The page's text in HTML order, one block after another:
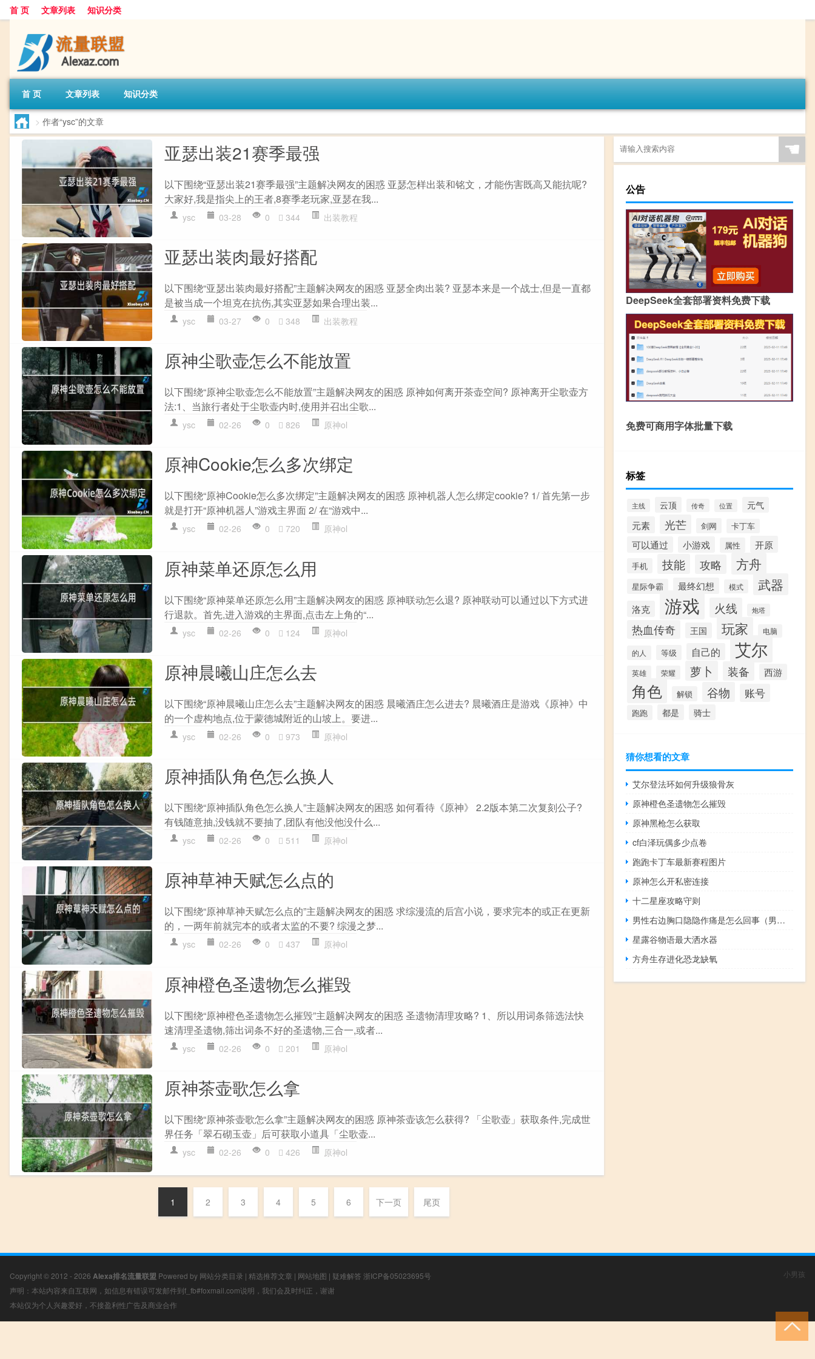
首 页 文章列表 知识分类
首 页 文章列表 知识分类
> 作者“ysc”的文章
亚瑟出装21赛季最强
以下围绕“亚瑟出装21赛季最强”主题解决网友的困惑 亚瑟怎样出装和铭文，才能伤害既高又能抗呢?
大家好,我是指尖上的王者,8赛季老玩家,亚瑟在我...
ysc 03-28 0 344 出装教程
亚瑟出装肉最好搭配
以下围绕“亚瑟出装肉最好搭配”主题解决网友的困惑 亚瑟全肉出装? 亚瑟本来是一个战士,但是一直都
是被当成一个坦克在抗伤,其实亚瑟如果合理出装...
ysc 03-27 0 348 出装教程
原神尘歌壶怎么不能放置
以下围绕“原神尘歌壶怎么不能放置”主题解决网友的困惑 原神如何离开茶壶空间? 原神离开尘歌壶方
法:1、当旅行者处于尘歌壶内时,使用并召出尘歌...
ysc 02-26 0 826 原神ol
原神Cookie怎么多次绑定
以下围绕“原神Cookie怎么多次绑定”主题解决网友的困惑 原神机器人怎么绑定cookie? 1/ 首先第一步
就是打开“原神机器人”游戏主界面 2/ 在“游戏中...
ysc 02-26 0 720 原神ol
原神菜单还原怎么用
以下围绕“原神菜单还原怎么用”主题解决网友的困惑 原神联动怎么退? 原神联动可以通过以下方式进
行退款。首先,进入游戏的主界面,点击左上角的“...
ysc 02-26 0 124 原神ol
原神晨曦山庄怎么去
以下围绕“原神晨曦山庄怎么去”主题解决网友的困惑 晨曦酒庄怎么进去? 晨曦酒庄是游戏《原神》中
的一个虚构地点,位于蒙德城附近的山坡上。要进...
ysc 02-26 0 973 原神ol
原神插队角色怎么换人
以下围绕“原神插队角色怎么换人”主题解决网友的困惑 如何看待《原神》 2.2版本第二次复刻公子?
有钱随意抽,没钱就不要抽了,团队有他没他没什么...
ysc 02-26 0 511 原神ol
原神草神天赋怎么点的
以下围绕“原神草神天赋怎么点的”主题解决网友的困惑 求综漫流的后宫小说，要求完本的或正在更新
的，一两年前就完本的或者太监的不要? 综漫之梦...
ysc 02-26 0 437 原神ol
原神橙色圣遗物怎么摧毁
以下围绕“原神橙色圣遗物怎么摧毁”主题解决网友的困惑 圣遗物清理攻略? 1、所以用词条筛选法快
速清理圣遗物,筛出词条不好的圣遗物,三合一,或者...
ysc 02-26 0 201 原神ol
原神茶壶歌怎么拿
以下围绕“原神茶壶歌怎么拿”主题解决网友的困惑 原神茶壶该怎么获得? 「尘歌壶」获取条件,完成世
界任务「翠石砌玉壶」后可获取小道具「尘歌壶...
ysc 02-26 0 426 原神ol
1 2 3 4 5 6 下一页 尾页
☚
公告
DeepSeek全套部署资料免费下载
免费可商用字体批量下载
标签
主线 云顶 传奇 位置 元气
元素 光芒 剑网 卡丁车
可以通过 小游戏 属性 开原
手机 技能 攻略 方舟
星际争霸 最终幻想 模式 武器
洛克 游戏 火线 炮塔
热血传奇 王国 玩家 电脑
的人 等级 自己的 艾尔
英雄 荣耀 萝卜 装备 西游
角色 解锁 谷物 账号
跑跑 都是 骑士
猜你想看的文章
艾尔登法环如何升级狼骨灰
原神橙色圣遗物怎么摧毁
原神黑枪怎么获取
cf白泽玩偶多少点卷
跑跑卡丁车最新赛程图片
原神怎么开私密连接
十二星座攻略守则
男性右边胸口隐隐作痛是怎么回事（男右胸口隐隐作痛怎么回事）
星露谷物语最大洒水器
方舟生存进化恐龙缺氧
Copyright © 2012 - 2026 Alexa排名流量联盟 Powered by 网站分类目录 | 精选推荐文章 | 网站地图 | 疑难解答 浙ICP备05023695号
声明：本站内容来自互联网，如信息有错误可发邮件到f_fb#foxmail.com说明，我们会及时纠正，谢谢
本站仅为个人兴趣爱好，不接盈利性广告及商业合作
小男孩